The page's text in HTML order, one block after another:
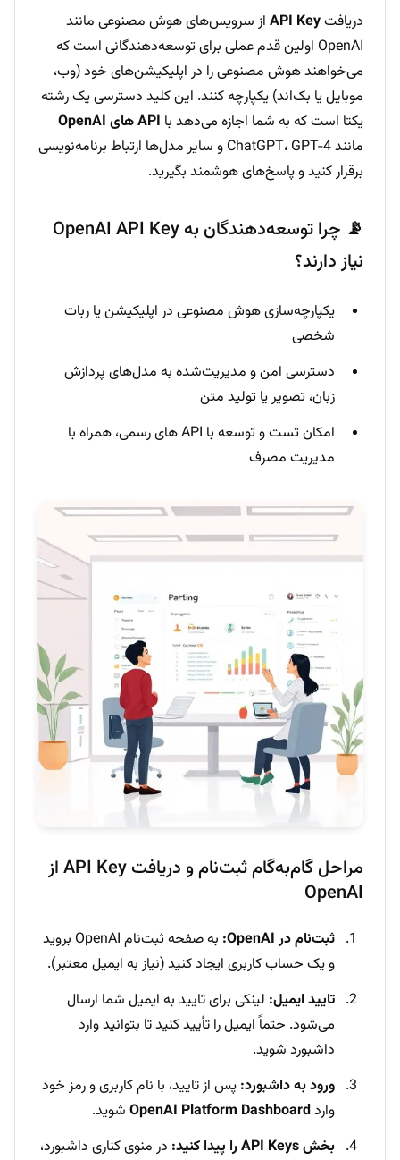
دریافتAPI Key از سرویس‌های هوش مصنوعی مانند
OpenAI اولین قدم عملی برای توسعه‌دهندگانی است که
می‌خواهند هوش مصنوعی را در اپلیکیشن‌های خود (وب،
موبایل یا بک‌اند) یکپارچه کنند. این کلید دسترسی یک رشته
یکتا است که به شما اجازه می‌دهد با API های OpenAI
مانند ChatGPT، GPT-4 و سایر مدل‌ها ارتباط برنامه‌نویسی
برقرار کنید و پاسخ‌های هوشمند بگیرید.
📡 چرا توسعه‌دهندگان به OpenAI API Key
نیاز دارند؟
یکپارچه‌سازی هوش مصنوعی در اپلیکیشن یا ربات
شخصی
دسترسی امن و مدیریت‌شده به مدل‌های پردازش
زبان، تصویر یا تولید متن
امکان تست و توسعه با API های رسمی، همراه با
مدیریت مصرف
مراحل گام‌به‌گام ثبت‌نام و دریافت API Key از
OpenAI
ثبت‌نام در OpenAI: بهصفحه ثبت‌نام OpenAI
بروید
و یک حساب کاربری ایجاد کنید (نیاز به ایمیل معتبر).
تایید ایمیل: لینکی برای تایید به ایمیل شما ارسال
می‌شود. حتماً ایمیل را تأیید کنید تا بتوانید وارد
داشبورد شوید.
ورود به داشبورد: پس از تایید، با نام کاربری و رمز خود
واردOpenAI Platform Dashboard شوید.
بخش API Keys را پیدا کنید:
در منوی کناری داشبورد،